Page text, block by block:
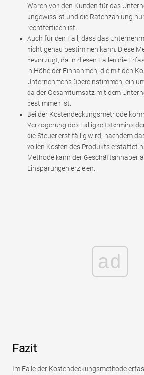
Waren von den Kunden für das
ungewiss ist und die Ratenzahlung
rechtfertigen ist.
Auch für den Fall, dass das
nicht genau bestimmen kann. Diese
bevorzugt, da in diesen Fällen die
in Höhe der Einnahmen, die mit den
Unternehmens übereinstimmen, ein
da der Gesamtumsatz mit dem
bestimmen ist.
Bei der Kostendeckungsmethode
Verzögerung des Fälligkeitstermins
die Steuer erst fällig wird, nachdem
vollen Kosten des Produkts erstattet
Methode kann der Geschäftsinhaber
Einsparungen erzielen.
ad
Fazit
Im Falle der Kostendeckungsmethode